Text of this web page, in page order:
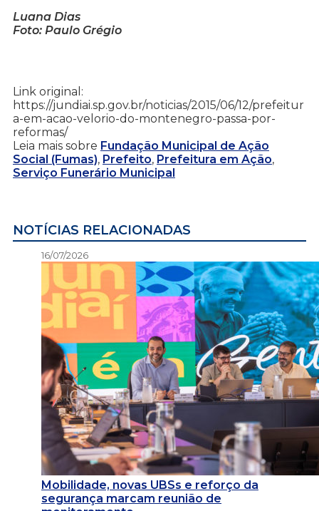
Luana Dias
Foto: Paulo Grégio
Link original:
https://jundiai.sp.gov.br/noticias/2015/06/12/prefeitur
a-em-acao-velorio-do-montenegro-passa-por-
reformas/
Leia mais sobre Fundação Municipal de Ação
Social (Fumas), Prefeito, Prefeitura em Ação,
Serviço Funerário Municipal
NOTÍCIAS RELACIONADAS
16/07/2026
Mobilidade, novas UBSs e reforço da
segurança marcam reunião de